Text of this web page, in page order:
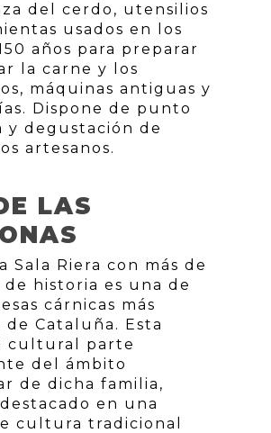
del cerdo, utensilios
usados en los
años para preparar
la carne y los
máquinas antiguas y
Dispone de punto
y degustación de
artesanos.
LAS
Sala Riera con más de
de historia es una de
cárnicas más
de Cataluña. Esta
cultural parte
del ámbito
de dicha familia,
en una
cultura tradicional